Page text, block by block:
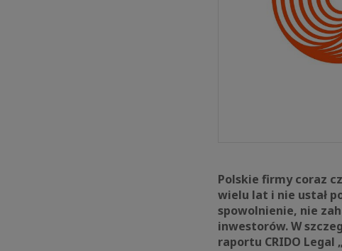
Polskie firmy coraz
wielu lat i nie ustał
spowolnienie, nie
inwestorów. W
raportu CRIDO Legal „